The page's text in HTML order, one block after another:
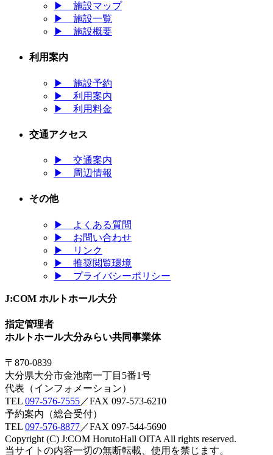
▶ 施設マップ
▶ 施設一覧
▶ 施設概要
利用案内
▶ 施設予約
▶ 利用案内
▶ 利用料金
交通アクセス
▶ 交通案内
▶
周辺情報
その他
▶
よくある質問
▶ お問い合わせ
▶
リンク
▶ 推奨閲覧環境
▶ プライバシーポリシー
J:COM ホルトホール大分
指定管理者
ホルトホール大分みらい共同事業体
〒870-0839
大分県大分市金池南一丁目5番1号
代表（インフォメーション）
TEL 097-576-7555／FAX 097-573-6210
予約案内（総合受付）
TEL 097-576-8877／FAX 097-544-5690
Copyright (C) J:COM HorutoHall OITA All rights reserved.
当サイトの内容一切の無断転載、使用を禁じます。